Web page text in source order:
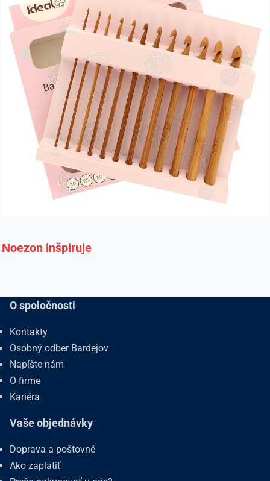
Noezon inšpiruje
O spoločnosti
Kontakty
Osobný odber Bardejov
Napíšte nám
O firme
Kariéra
Vaše objednávky
Doprava a poštovné
Ako zaplatiť